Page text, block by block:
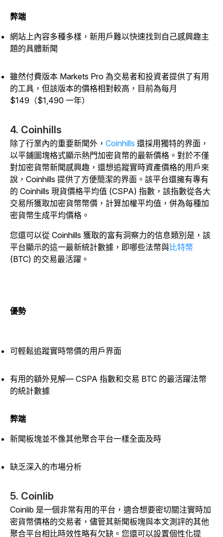
弊端
網站上內容多種多樣，新用戶難以快速找到自己感興趣主
題的具體新聞
雖然付費版本 Markets Pro 為交易者和投資者提供了有用
的工具，但該版本的價格相對較高，目前為每月
$149（$1,490 一年）
4. Coinhills
除了行業內的重要新聞外， Coinhills 還採用獨特的界面，
以平鋪圖塊格式顯示熱門加密貨幣的最新價格。對於不僅
對加密貨幣新聞感興趣，還想追蹤實時資產價格的用戶來
說，Coinhills 提供了方便簡潔的界面。該平台還擁有專有
的 Coinhills 現貨價格平均值 (CSPA) 指數，該指數從各大
交易所獲取加密貨幣幣價，計算加權平均值，併為每種加
密貨幣生成平均價格。
您還可以從 Coinhills 獲取的富有洞察力的信息類別是，該
平台顯示的這一最新統計數據，即哪些法幣與比特幣
(BTC) 的交易最活躍。
優勢
可輕鬆追蹤實時幣價的用戶界面
有用的額外見解— CSPA 指數和交易 BTC 的最活躍法幣
的統計數據
弊端
新聞板塊並不像其他聚合平台一樣全面及時
缺乏深入的市場分析
5. Coinlib
Coinlib 是一個非常有用的平台，適合想要密切關注實時加
密貨幣價格的交易者，儘管其新聞板塊與本文測評的其他
聚合平台相比時效性略有欠缺。您還可以設置個性化提